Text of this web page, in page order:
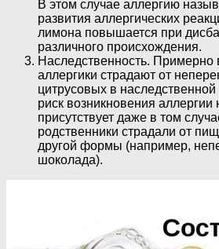
В этом случае аллергию
развития аллергических
лимона повышается при
различного происхождения.
Наследственность. Примерно
аллергики страдают от
цитрусовых в
риск возникновения аллергии
присутствует даже в том
родственники страдали от
другой формы (например,
шоколада).